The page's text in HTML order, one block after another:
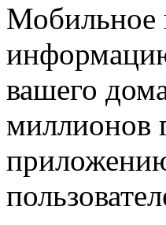
Мобильное
вашего
миллионов